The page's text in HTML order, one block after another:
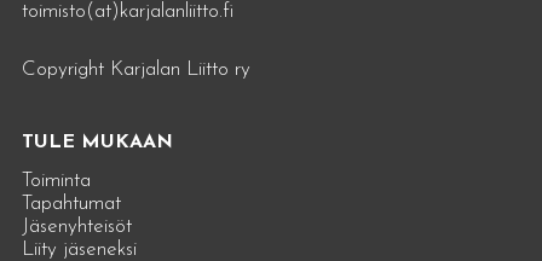
toimisto(at)karjalanliitto.fi
Copyright Karjalan Liitto ry
TULE MUKAAN
Toiminta
Tapahtumat
Jäsenyhteisöt
Liity jäseneksi